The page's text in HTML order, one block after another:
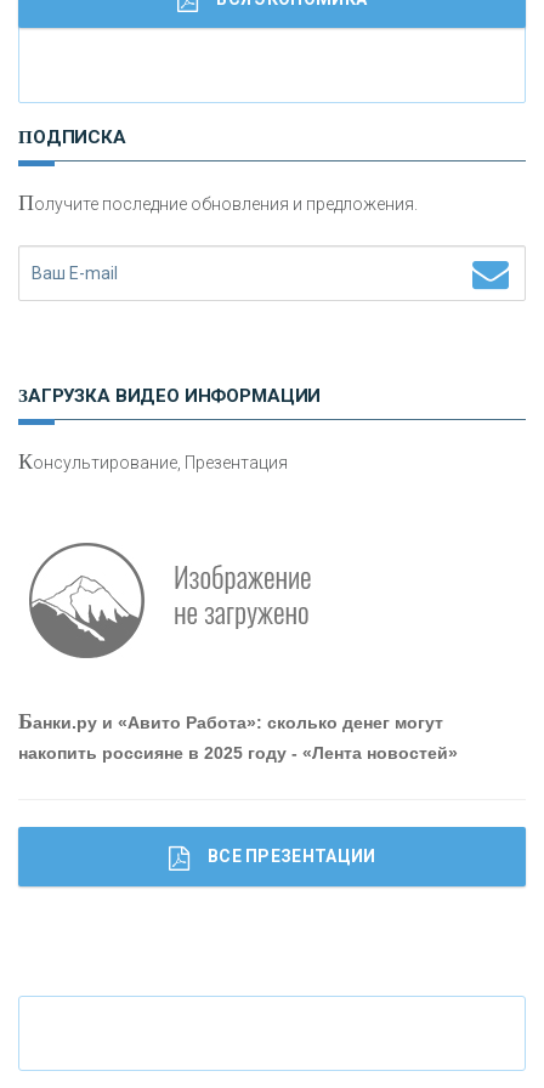
Работа мечты. Что банки делают для того, чтобы
привлечь и удержать персонал - «Интервью»
И
сохранения и увеличения капитала
Что будет с наличными деньгами при цифровом
ПОДПИСКА
Получите последние обновления и предложения.
ЗАГРУЗКА ВИДЕО ИНФОРМАЦИИ
Консультирование, Презентация
Банки.ру и «Авито Работа»: сколько денег могут
накопить россияне в 2025 году - «Лента новостей»
ВСЕ ПРЕЗЕНТАЦИИ